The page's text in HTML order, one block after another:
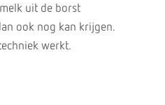
uit de borst
ook nog kan krijgen.
werkt.